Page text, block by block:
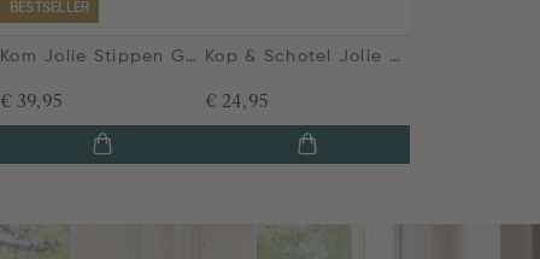
BESTSELLER
Kom Jolie Stippen Goud Roze 18cm
€ 39,95
Kop & Schotel Jolie Stippen Goud Blauw
€ 24,95